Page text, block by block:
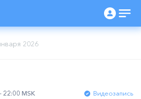
2026
22:00 MSK
Видеозапись